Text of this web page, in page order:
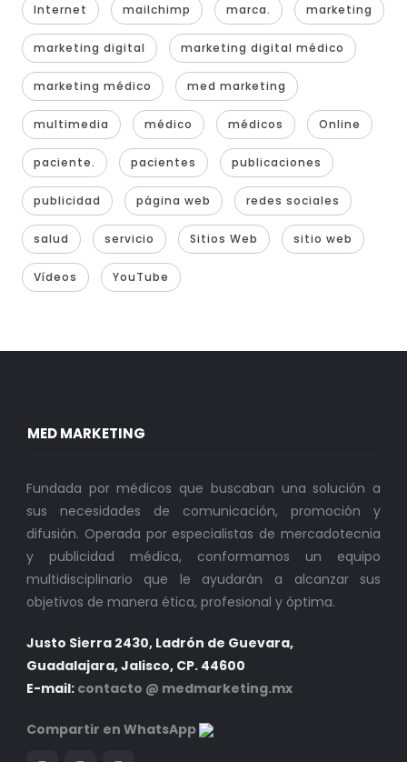
Internet mailchimp marca. marketing
marketing digital marketing digital médico
marketing médico med marketing
multimedia médico médicos Online
paciente. pacientes publicaciones
publicidad página web redes sociales
salud servicio Sitios Web sitio web
Vídeos YouTube
MED MARKETING
Fundada por médicos que buscaban una solución a
sus necesidades de comunicación, promoción y
difusión. Operada por especialistas de mercadotecnia
y publicidad médica, conformamos un equipo
multidisciplinario que le ayudarán a alcanzar sus
objetivos de manera ética, profesional y óptima.
Justo Sierra 2430, Ladrón de Guevara,
Guadalajara, Jalisco, CP. 44600
E-mail: contacto @ medmarketing.mx
Compartir en WhatsApp